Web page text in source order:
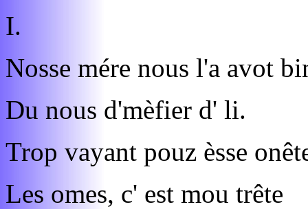
I.
Nosse mére nous l'a avot
Du nous d'mèfier d' li.
Trop vayant pouz èsse
Les omes, c' est mou trête